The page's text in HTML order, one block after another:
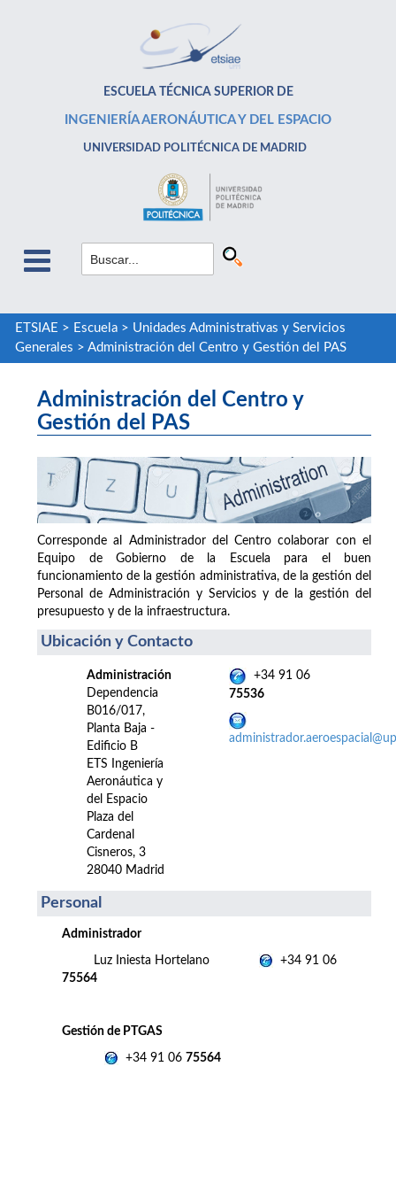
ESCUELA TÉCNICA SUPERIOR DE
INGENIERÍA AERONÁUTICA Y DEL ESPACIO
UNIVERSIDAD POLITÉCNICA DE MADRID
ETSIAE > Escuela> Unidades Administrativas y Servicios
Generales > Administración del Centro y Gestión del PAS
Administración del Centro y
Gestión del PAS
Corresponde al Administrador del Centro colaborar con el
Equipo de Gobierno de la Escuela para el buen
funcionamiento de la gestión administrativa, de la gestión del
Personal de Administración y Servicios y de la gestión del
presupuesto y de la infraestructura.
Ubicación y Contacto
Administración
Dependencia
B016/017,
Planta Baja -
Edificio B
ETS Ingeniería
Aeronáutica y
del Espacio
Plaza del
Cardenal
Cisneros, 3
28040 Madrid
+34 91 06
75536
Personal
Administrador
Luz Iniesta Hortelano
+34 91 06
75564
Gestión de PTGAS
+34 91 06 75564